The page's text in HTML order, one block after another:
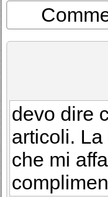
devo dire
articoli.
che mi